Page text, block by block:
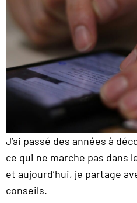
J’ai passé des années à
ce qui ne marche pas dans
et aujourd’hui, je partage
conseils.